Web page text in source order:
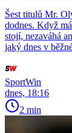
Šest titulů Mr.
dodnes. Když
stojí, nezaváhá
jaký dnes v
SportWin
dnes, 18:16
2 min